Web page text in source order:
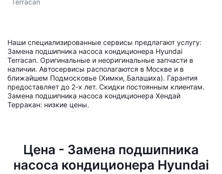
Terracan
Наши специализированные сервисы предлагают услугу:
Замена подшипника насоса кондиционера Hyundai
Terracan. Оригинальные и неоригинальные запчасти в
наличии. Автосервисы располагаются в Москве и в
ближайшем Подмосковье (Химки, Балашиха). Гарантия
предоставляет до 2-х лет. Скидки постоянным клиентам.
Замена подшипника насоса кондиционера Хендай
Терракан: низкие цены.
Цена - Замена подшипника
насоса кондиционера Hyundai